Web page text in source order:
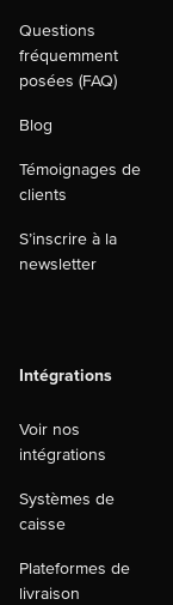
Questions
fréquemment
posées (FAQ)
Blog
Témoignages de
clients
S’inscrire à la
newsletter
Intégrations
Voir nos
intégrations
Systèmes de
caisse
Plateformes de
livraison